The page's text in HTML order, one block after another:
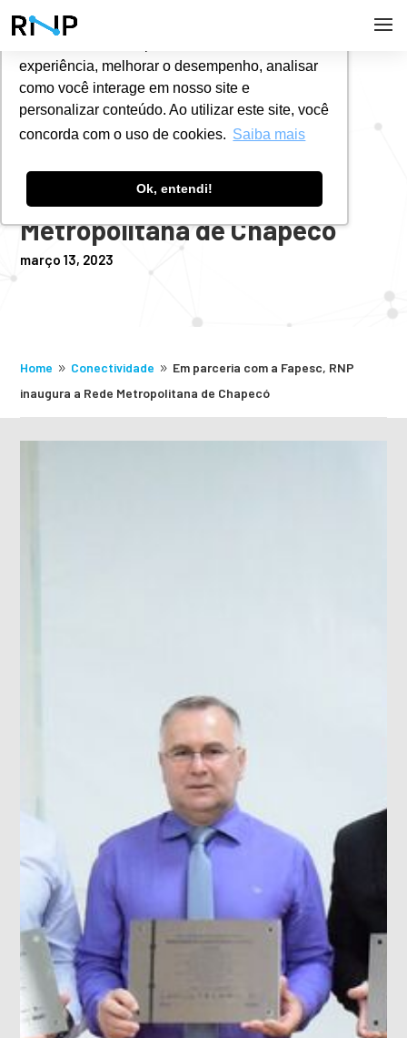
experiência, melhorar o desempenho, analisar
como você interage em nosso site e
personalizar conteúdo. Ao utilizar este site, você
concorda com o uso de cookies. Saiba mais
Ok, entendi!
# NOTÍCIAS
Em parceria com a Fapesc,
RNP inaugura a Rede
Metropolitana de Chapecó
março 13, 2023
Home 9 Conectividade 9 Em parceria com a Fapesc, RNP
inaugura a Rede Metropolitana de Chapecó